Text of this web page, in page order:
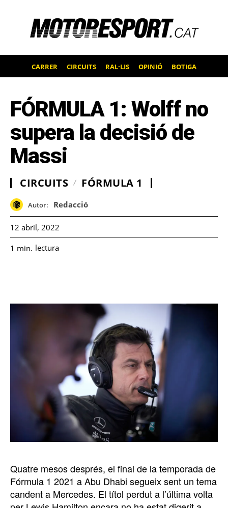
CARRER CIRCUITS RAL·LIS OPINIÓ BOTIGA
FÓRMULA 1: Wolff no
supera la decisió de
Massi
CIRCUITS FÓRMULA 1
Autor: Redacció
12 abril, 2022
1 min. lectura
Quatre mesos després, el final de la temporada de
Fórmula 1 2021 a Abu Dhabi segueix sent un tema
candent a Mercedes. El títol perdut a l’última volta